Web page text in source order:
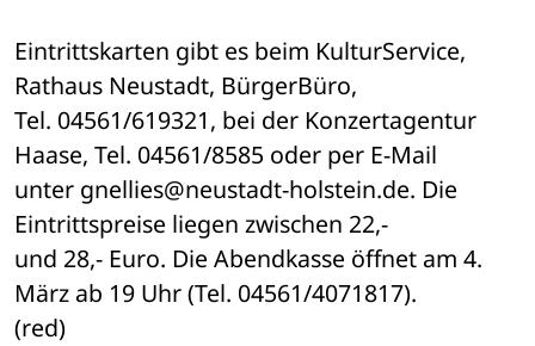
Eintrittskarten gibt es beim KulturService,
Rathaus Neustadt, BürgerBüro,
Tel. 04561/619321, bei der Konzertagentur
Haase, Tel. 04561/8585 oder per E-Mail
unter gnellies@neustadt-holstein.de. Die
Eintrittspreise liegen zwischen 22,-
und 28,- Euro. Die Abendkasse öffnet am 4.
März ab 19 Uhr (Tel. 04561/4071817).
(red)